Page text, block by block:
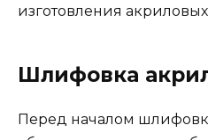
изготовления акриловых
Шлифовка
Перед началом